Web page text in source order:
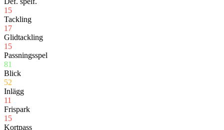
15
Tackling
17
Glidtackling
15
Passningsspel
81
Blick
52
Inlägg
11
Frispark
15
Kortpass